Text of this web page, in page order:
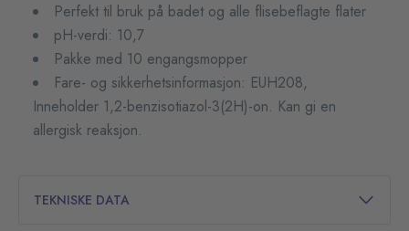
Perfekt til bruk på badet og alle flisebeflagte flater
pH-verdi: 10,7
Pakke med 10 engangsmopper
Fare- og sikkerhetsinformasjon: EUH208,
Inneholder 1,2-benzisotiazol-3(2H)-on. Kan gi en
allergisk reaksjon.
TEKNISKE DATA